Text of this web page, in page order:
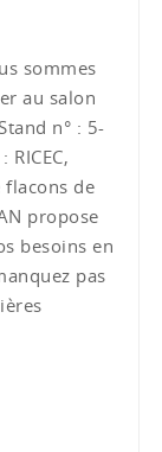
sommes
au salon
n° : 5-
flacons de
propose
besoins en
pas